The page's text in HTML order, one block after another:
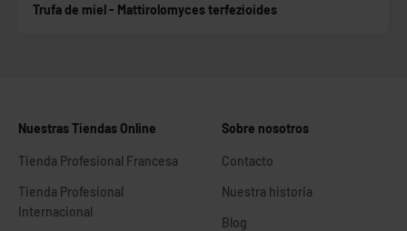
Trufa de miel - Mattirolomyces terfezioides
Nuestras Tiendas Online
Tienda Profesional Francesa
Tienda Profesional
Internacional
Sobre nosotros
Contacto
Nuestra historia
Blog